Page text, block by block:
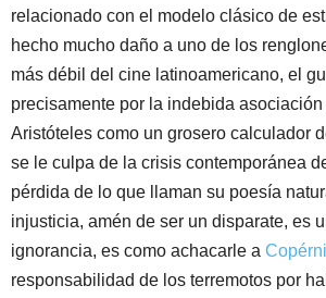
relacionado con el modelo clásico de
hecho mucho daño a uno de los
más débil del cine latinoamericano, el
precisamente por la indebida
Aristóteles como un grosero calculador
se le culpa de la crisis contemporánea
pérdida de lo que llaman su poesía
injusticia, amén de ser un disparate, es
ignorancia, es como achacarle a
responsabilidad de los terremotos por